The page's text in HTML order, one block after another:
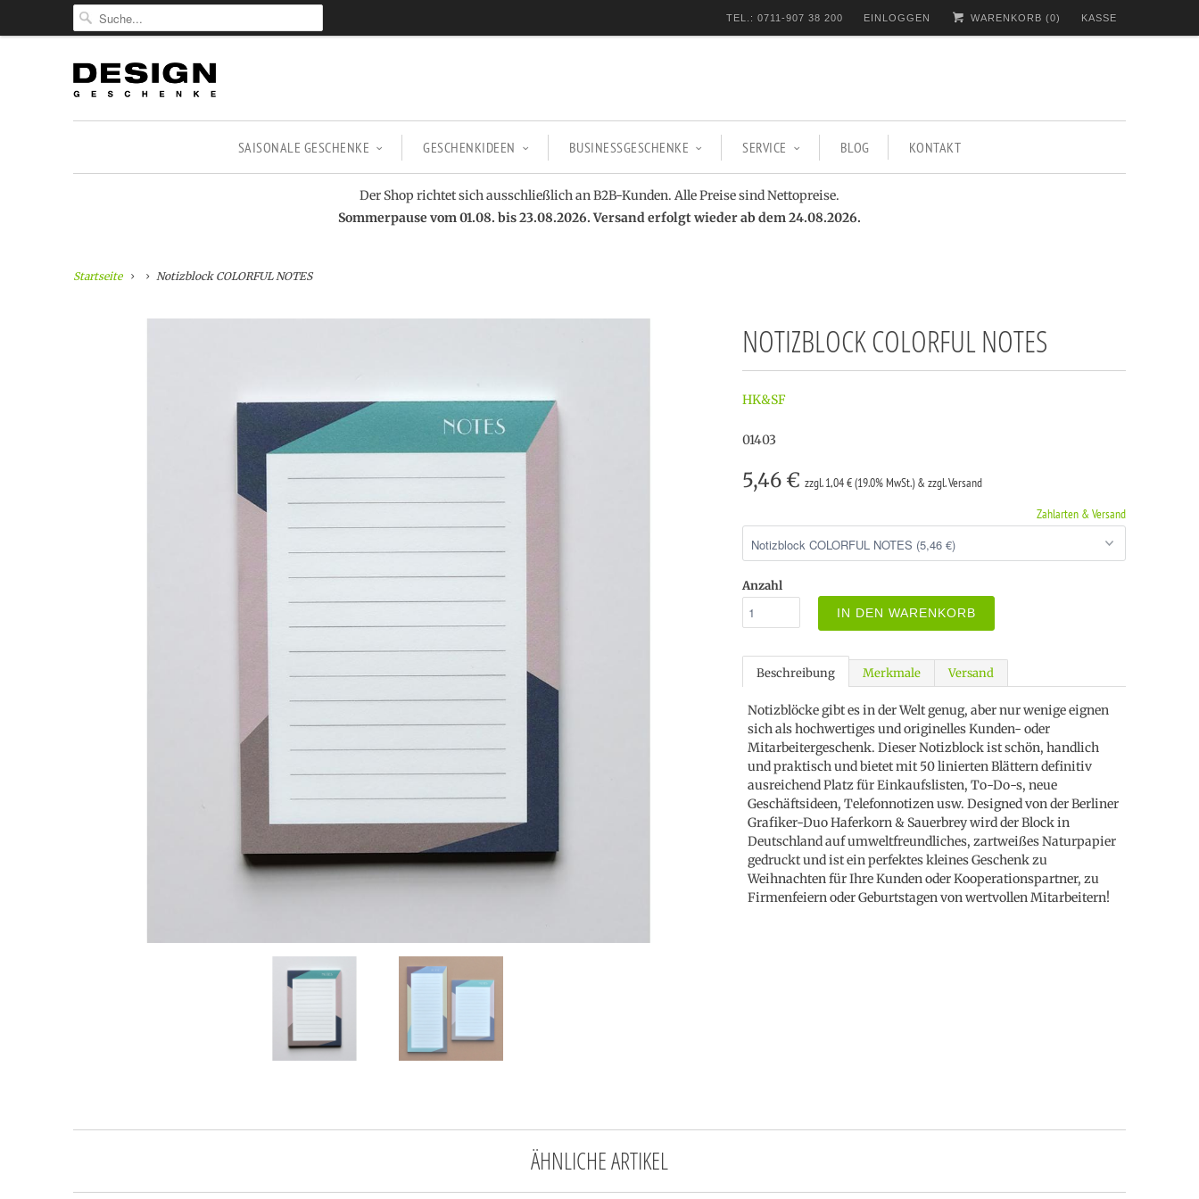
TEL.: 0711-907 38 200 EINLOGGEN WARENKORB (0) KASSE
SAISONALE GESCHENKE GESCHENKIDEEN BUSINESSGESCHENKE SERVICE BLOG KONTAKT
Der Shop richtet sich ausschließlich an B2B-Kunden. Alle Preise sind Nettopreise.
Sommerpause vom 01.08. bis 23.08.2026. Versand erfolgt wieder ab dem 24.08.2026.
Startseite Notizblock COLORFUL NOTES
NOTIZBLOCK COLORFUL NOTES
HK&SF
01403
5,46 € zzgl. 1,04 € (19.0% MwSt.) & zzgl. Versand
Zahlarten & Versand
Anzahl
IN DEN WARENKORB
Beschreibung Merkmale Versand
Notizblöcke gibt es in der Welt genug, aber nur wenige eignen
sich als hochwertiges und originelles Kunden- oder
Mitarbeitergeschenk. Dieser Notizblock ist schön, handlich
und praktisch und bietet mit 50 linierten Blättern definitiv
ausreichend Platz für Einkaufslisten, To-Do-s, neue
Geschäftsideen, Telefonnotizen usw. Designed von der Berliner
Grafiker-Duo Haferkorn & Sauerbrey wird der Block in
Deutschland auf umweltfreundliches, zartweißes Naturpapier
gedruckt und ist ein perfektes kleines Geschenk zu
Weihnachten für Ihre Kunden oder Kooperationspartner, zu
Firmenfeiern oder Geburtstagen von wertvollen Mitarbeitern!
ÄHNLICHE ARTIKEL